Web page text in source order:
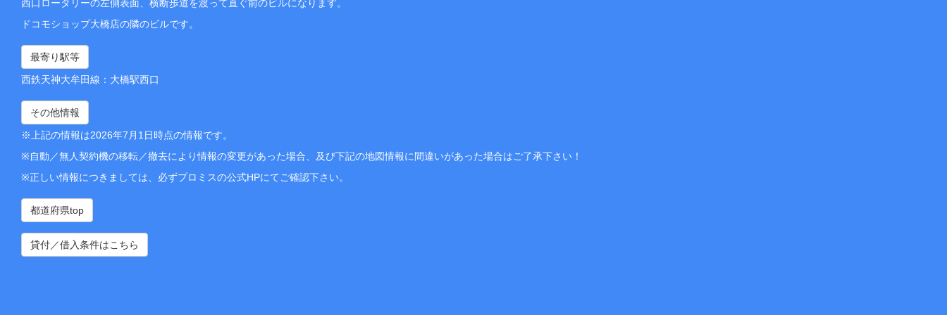
西口ロータリーの左側表面、横断歩道を渡って直ぐ前のビルになります。
ドコモショップ大橋店の隣のビルです。
最寄り駅等
西鉄天神大牟田線：大橋駅西口
その他情報
※上記の情報は2026年7月1日時点の情報です。
※自動／無人契約機の移転／撤去により情報の変更があった場合、及び下記の地図情報に間違いがあった場合はご了承下さい！
※正しい情報につきましては、必ずプロミスの公式HPにてご確認下さい。
都道府県top
貸付／借入条件はこちら